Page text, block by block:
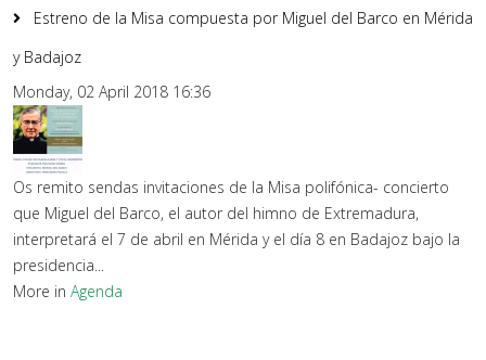
Estreno de la Misa compuesta por Miguel del Barco en Mérida
y Badajoz
Monday, 02 April 2018 16:36
Os remito sendas invitaciones de la Misa polifónica- concierto
que Miguel del Barco, el autor del himno de Extremadura,
interpretará el 7 de abril en Mérida y el día 8 en Badajoz bajo la
presidencia...
More in Agenda